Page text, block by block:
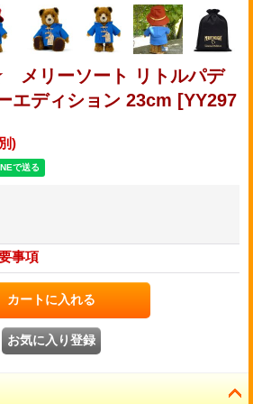
メリーソート リトルパデ
エディション 23cm [YY297
)
事項